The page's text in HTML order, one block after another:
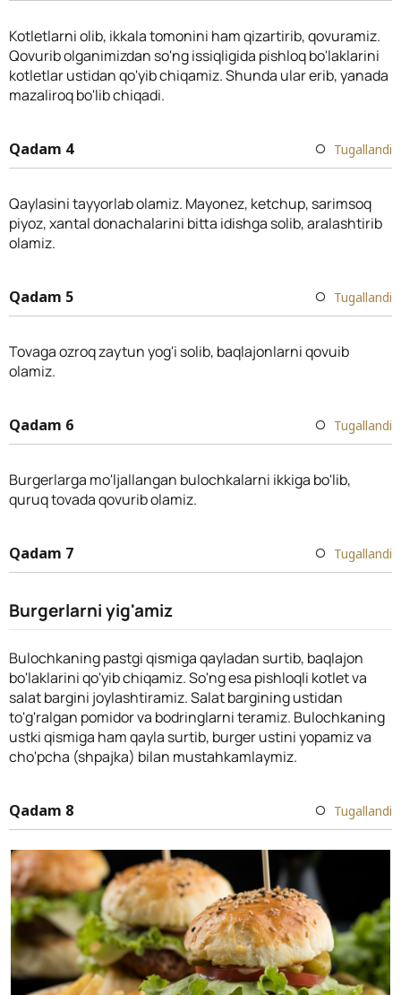
Kotletlarni olib, ikkala tomonini ham qizartirib, qovuramiz.
Qovurib olganimizdan so'ng issiqligida pishloq bo'laklarini
kotletlar ustidan qo'yib chiqamiz. Shunda ular erib, yanada
mazaliroq bo'lib chiqadi.
Qadam 4 Tugallandi
Qaylasini tayyorlab olamiz. Mayonez, ketchup, sarimsoq
piyoz, xantal donachalarini bitta idishga solib, aralashtirib
olamiz.
Qadam 5 Tugallandi
Tovaga ozroq zaytun yog'i solib, baqlajonlarni qovuib
olamiz.
Qadam 6 Tugallandi
Burgerlarga mo'ljallangan bulochkalarni ikkiga bo'lib,
quruq tovada qovurib olamiz.
Qadam 7 Tugallandi
Burgerlarni yig'amiz
Bulochkaning pastgi qismiga qayladan surtib, baqlajon
bo'laklarini qo'yib chiqamiz. So'ng esa pishloqli kotlet va
salat bargini joylashtiramiz. Salat bargining ustidan
to'g'ralgan pomidor va bodringlarni teramiz. Bulochkaning
ustki qismiga ham qayla surtib, burger ustini yopamiz va
cho'pcha (shpajka) bilan mustahkamlaymiz.
Qadam 8 Tugallandi